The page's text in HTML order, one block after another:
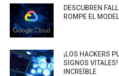
DESCUBREN
ROMPE EL
¡LOS HACKERS
SIGNOS
INCREÍBLE